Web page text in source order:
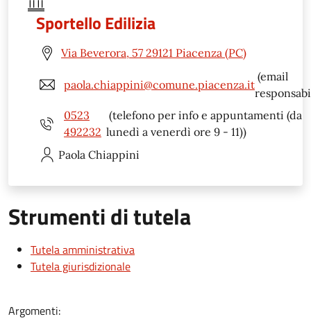
Sportello Edilizia
Via Beverora, 57 29121 Piacenza (PC)
paola.chiappini@comune.piacenza.it
(email
0523
492232
(telefono per info e appuntamenti (da
lunedì a venerdì ore 9 - 11))
Paola Chiappini
Strumenti di tutela
Tutela amministrativa
Tutela giurisdizionale
Argomenti: